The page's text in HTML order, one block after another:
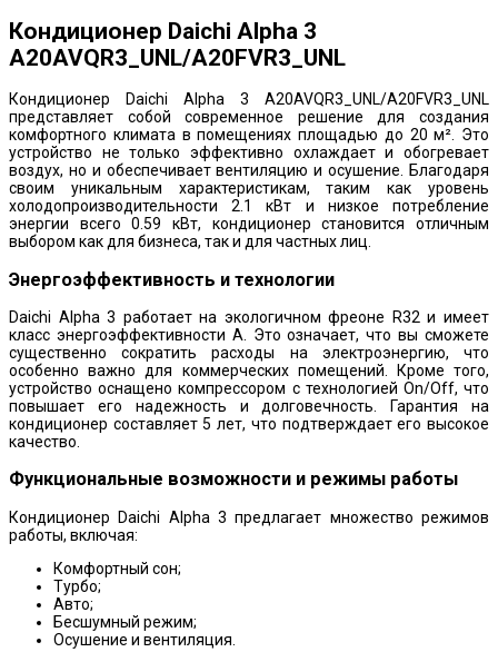
Кондиционер Daichi Alpha 3
A20AVQR3_UNL/A20FVR3_UNL
Кондиционер Daichi Alpha 3 A20AVQR3_UNL/A20FVR3_UNL
представляет собой современное решение для создания
комфортного климата в помещениях площадью до 20 м². Это
устройство не только эффективно охлаждает и обогревает
воздух, но и обеспечивает вентиляцию и осушение. Благодаря
своим уникальным характеристикам, таким как уровень
холодопроизводительности 2.1 кВт и низкое потребление
энергии всего 0.59 кВт, кондиционер становится отличным
выбором как для бизнеса, так и для частных лиц.
Энергоэффективность и технологии
Daichi Alpha 3 работает на экологичном фреоне R32 и имеет
класс энергоэффективности A. Это означает, что вы сможете
существенно сократить расходы на электроэнергию, что
особенно важно для коммерческих помещений. Кроме того,
устройство оснащено компрессором с технологией On/Off, что
повышает его надежность и долговечность. Гарантия на
кондиционер составляет 5 лет, что подтверждает его высокое
качество.
Функциональные возможности и режимы работы
Кондиционер Daichi Alpha 3 предлагает множество режимов
работы, включая:
Комфортный сон;
Турбо;
Авто;
Бесшумный режим;
Осушение и вентиляция.